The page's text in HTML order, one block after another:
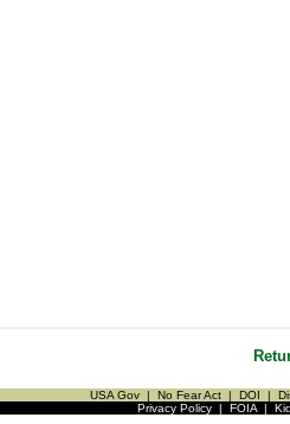
USA Gov | No Fear Act | DOI |
Privacy Policy| FOIA|